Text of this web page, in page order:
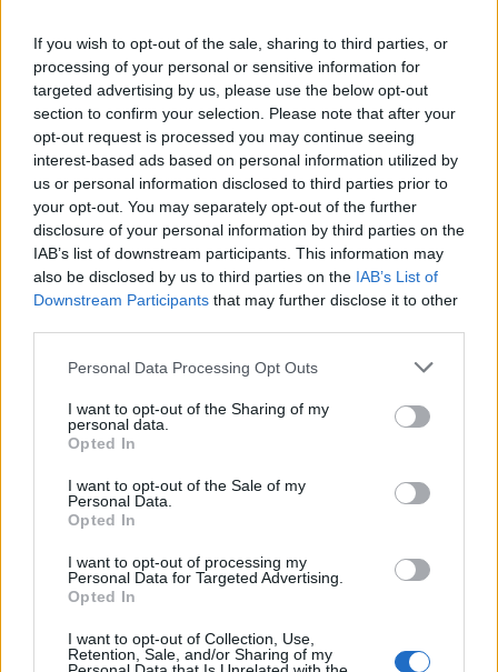
If you wish to opt-out of the sale, sharing to third parties, or
processing of your personal or sensitive information for
targeted advertising by us, please use the below opt-out
section to confirm your selection. Please note that after your
opt-out request is processed you may continue seeing
interest-based ads based on personal information utilized by
us or personal information disclosed to third parties prior to
your opt-out. You may separately opt-out of the further
disclosure of your personal information by third parties on the
IAB’s list of downstream participants. This information may
also be disclosed by us to third parties on the IAB’s List of
Downstream Participants that may further disclose it to other
Personal Data Processing Opt Outs
I want to opt-out of the Sharing of my
personal data.
Opted In
I want to opt-out of the Sale of my
Personal Data.
Opted In
I want to opt-out of processing my
Personal Data for Targeted Advertising.
Opted In
I want to opt-out of Collection, Use,
Retention, Sale, and/or Sharing of my
συναλλαγών, οι οποίες περιορίζουν την
φοροαποφυγή και την φοροδιαφυγή,
προς όφελος των δημοσίων εσόδων.
Αξίζει να σημειώσουμε πως ανάλογο σύστημα
εφαρμόζεται εδώ και πέντε χρόνια στο Ελάχιστο
Εγγυημένο Εισόδημα (ΕΕΕ) που λαμβάνουν πάνω
από 240.000 νοικοκυριά.
Ακολουθήστε τοnotospress.grστο Google News και
μάθετε πρώτοιόλες τις ειδήσεις
ΕΠΙΔΟΜΑΤΑ
ΠΛΗΡΩΜΕΣ